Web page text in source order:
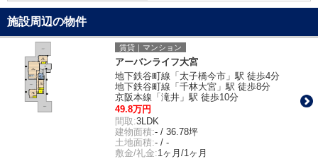
施設周辺の物件
賃貸｜マンション
アーバンライフ大宮
地下鉄谷町線「太子橋今市」駅 徒歩4分
地下鉄谷町線「千林大宮」駅 徒歩8分
京阪本線「滝井」駅 徒歩10分
49.8万円
間取:3LDK
建物面積:- / 36.78坪
土地面積:- / -
敷金/礼金:1ヶ月/1ヶ月